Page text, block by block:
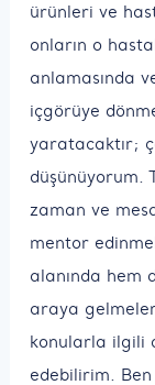
ürünleri ve
onların o
anlamasında
içgörüye
yaratacaktır;
düşünüyorum.
zaman ve
mentor
alanında hem
araya
konularla ilgili
edebilirim. Ben